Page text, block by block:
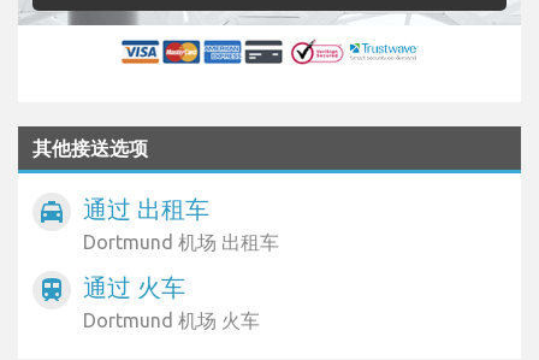
其他接送选项
local_taxi 通过 出租车
Dortmund 机场 出租车
train 通过 火车
Dortmund 机场 火车